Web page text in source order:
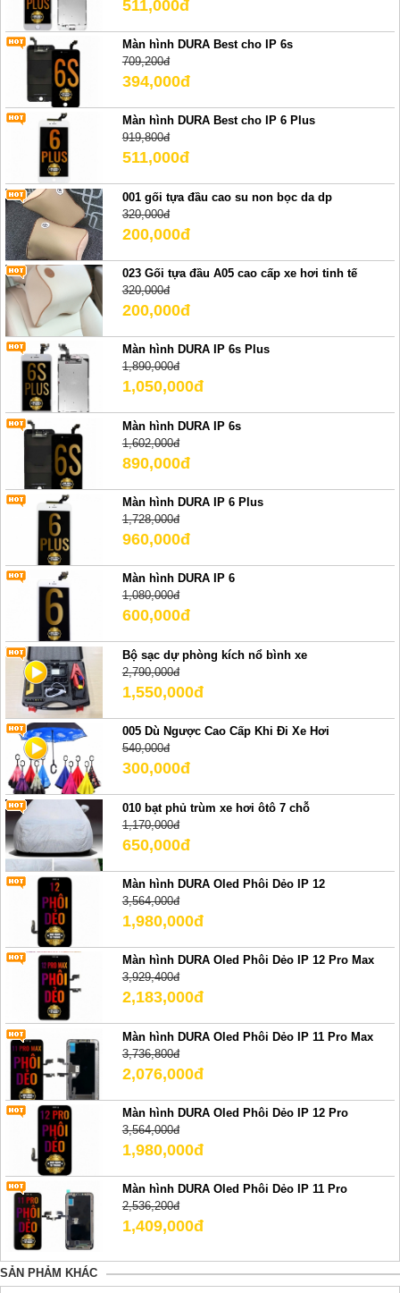
511,000đ
Màn hình DURA Best cho IP 6s
709,200đ
394,000đ
Màn hình DURA Best cho IP 6 Plus
919,800đ
511,000đ
001 gối tựa đầu cao su non bọc da dp
320,000đ
200,000đ
023 Gối tựa đầu A05 cao cấp xe hơi tinh tế
320,000đ
200,000đ
Màn hình DURA IP 6s Plus
1,890,000đ
1,050,000đ
Màn hình DURA IP 6s
1,602,000đ
890,000đ
Màn hình DURA IP 6 Plus
1,728,000đ
960,000đ
Màn hình DURA IP 6
1,080,000đ
600,000đ
Bộ sạc dự phòng kích nổ bình xe
2,790,000đ
1,550,000đ
005 Dù Ngược Cao Cấp Khi Đi Xe Hơi
540,000đ
300,000đ
010 bạt phủ trùm xe hơi ôtô 7 chỗ
1,170,000đ
650,000đ
Màn hình DURA Oled Phôi Dẻo IP 12
3,564,000đ
1,980,000đ
Màn hình DURA Oled Phôi Dẻo IP 12 Pro Max
3,929,400đ
2,183,000đ
Màn hình DURA Oled Phôi Dẻo IP 11 Pro Max
3,736,800đ
2,076,000đ
Màn hình DURA Oled Phôi Dẻo IP 12 Pro
3,564,000đ
1,980,000đ
Màn hình DURA Oled Phôi Dẻo IP 11 Pro
2,536,200đ
1,409,000đ
SẢN PHẢM KHÁC